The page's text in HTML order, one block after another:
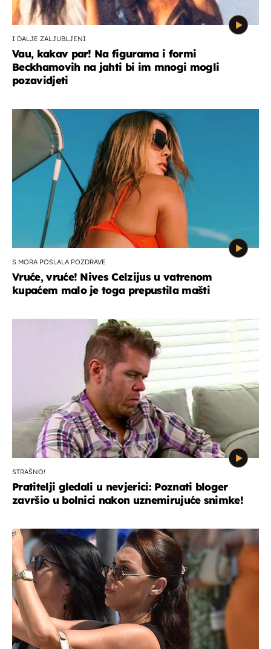
I DALJE ZALJUBLJENI
Vau, kakav par! Na figurama i formi
Beckhamovih na jahti bi im mnogi mogli
pozavidjeti
S MORA POSLALA POZDRAVE
Vruće, vruće! Nives Celzijus u vatrenom
kupaćem malo je toga prepustila mašti
STRAŠNO!
Pratitelji gledali u nevjerici: Poznati bloger
završio u bolnici nakon uznemirujuće snimke!